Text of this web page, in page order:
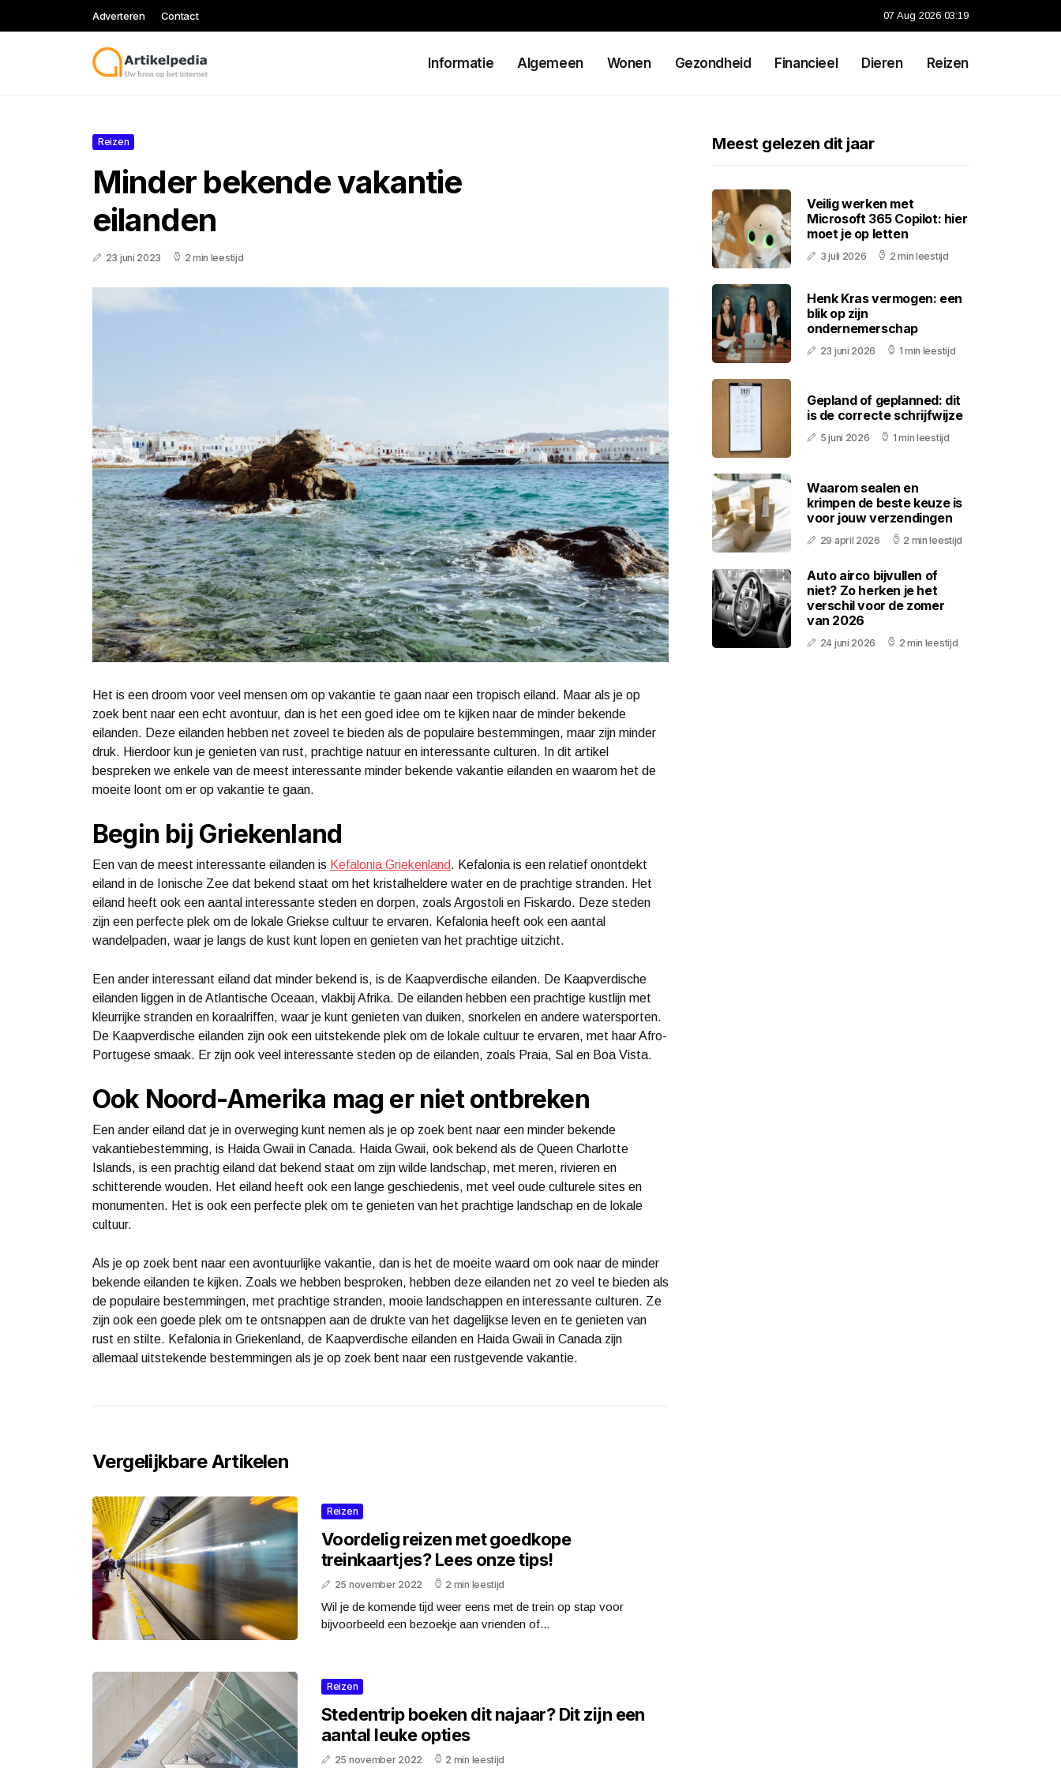
Adverteren Contact 07 Aug 2026 03:19
Informatie Algemeen Wonen Gezondheid Financieel Dieren Reizen
Reizen
Minder bekende vakantie
eilanden
23 juni 2023 2 min leestijd
Het is een droom voor veel mensen om op vakantie te gaan naar een tropisch eiland. Maar als je op
zoek bent naar een echt avontuur, dan is het een goed idee om te kijken naar de minder bekende
eilanden. Deze eilanden hebben net zoveel te bieden als de populaire bestemmingen, maar zijn minder
druk. Hierdoor kun je genieten van rust, prachtige natuur en interessante culturen. In dit artikel
bespreken we enkele van de meest interessante minder bekende vakantie eilanden en waarom het de
moeite loont om er op vakantie te gaan.
Begin bij Griekenland
Een van de meest interessante eilanden is Kefalonia Griekenland. Kefalonia is een relatief onontdekt
eiland in de Ionische Zee dat bekend staat om het kristalheldere water en de prachtige stranden. Het
eiland heeft ook een aantal interessante steden en dorpen, zoals Argostoli en Fiskardo. Deze steden
zijn een perfecte plek om de lokale Griekse cultuur te ervaren. Kefalonia heeft ook een aantal
wandelpaden, waar je langs de kust kunt lopen en genieten van het prachtige uitzicht.
Een ander interessant eiland dat minder bekend is, is de Kaapverdische eilanden. De Kaapverdische
eilanden liggen in de Atlantische Oceaan, vlakbij Afrika. De eilanden hebben een prachtige kustlijn met
kleurrijke stranden en koraalriffen, waar je kunt genieten van duiken, snorkelen en andere watersporten.
De Kaapverdische eilanden zijn ook een uitstekende plek om de lokale cultuur te ervaren, met haar Afro-
Portugese smaak. Er zijn ook veel interessante steden op de eilanden, zoals Praia, Sal en Boa Vista.
Ook Noord-Amerika mag er niet ontbreken
Een ander eiland dat je in overweging kunt nemen als je op zoek bent naar een minder bekende
vakantiebestemming, is Haida Gwaii in Canada. Haida Gwaii, ook bekend als de Queen Charlotte
Islands, is een prachtig eiland dat bekend staat om zijn wilde landschap, met meren, rivieren en
schitterende wouden. Het eiland heeft ook een lange geschiedenis, met veel oude culturele sites en
monumenten. Het is ook een perfecte plek om te genieten van het prachtige landschap en de lokale
cultuur.
Als je op zoek bent naar een avontuurlijke vakantie, dan is het de moeite waard om ook naar de minder
bekende eilanden te kijken. Zoals we hebben besproken, hebben deze eilanden net zo veel te bieden als
de populaire bestemmingen, met prachtige stranden, mooie landschappen en interessante culturen. Ze
zijn ook een goede plek om te ontsnappen aan de drukte van het dagelijkse leven en te genieten van
rust en stilte. Kefalonia in Griekenland, de Kaapverdische eilanden en Haida Gwaii in Canada zijn
allemaal uitstekende bestemmingen als je op zoek bent naar een rustgevende vakantie.
Vergelijkbare Artikelen
Reizen
Voordelig reizen met goedkope
treinkaartjes? Lees onze tips!
25 november 2022 2 min leestijd
Wil je de komende tijd weer eens met de trein op stap voor
bijvoorbeeld een bezoekje aan vrienden of...
Reizen
Stedentrip boeken dit najaar? Dit zijn een
aantal leuke opties
25 november 2022 2 min leestijd
Meest gelezen dit jaar
Veilig werken met
Microsoft 365 Copilot: hier
moet je op letten
3 juli 2026 2 min leestijd
Henk Kras vermogen: een
blik op zijn
ondernemerschap
23 juni 2026 1 min leestijd
Gepland of geplanned: dit
is de correcte schrijfwijze
5 juni 2026 1 min leestijd
Waarom sealen en
krimpen de beste keuze is
voor jouw verzendingen
29 april 2026 2 min leestijd
Auto airco bijvullen of
niet? Zo herken je het
verschil voor de zomer
van 2026
24 juni 2026 2 min leestijd